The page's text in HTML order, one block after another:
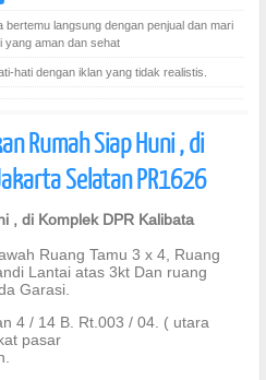
langsung dengan penjual dan mari
yang aman dan sehat
hati dengan iklan yang tidak realistis.
Rumah Siap Huni , di
Selatan PR1626
, di Komplek DPR Kalibata
Ruang Tamu 3 x 4, Ruang
Lantai atas 3kt Dan ruang
Garasi.
4 / 14 B. Rt.003 / 04. ( utara
pasar